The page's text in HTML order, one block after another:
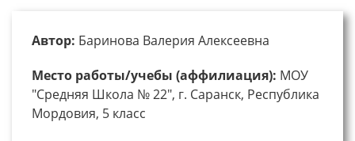
Автор: Баринова Валерия Алексеевна
Место работы/учебы (аффилиация): МОУ
"Средняя Школа № 22", г. Саранск, Республика
Мордовия, 5 класс